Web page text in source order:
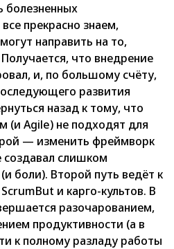
болезненных
прекрасно знаем,
направить на то,
что внедрение
и, по большому счёту,
развития
назад к тому, что
(и Agile) не подходят для
— изменить фреймворк
создавал слишком
боли). Второй путь ведёт к
и карго-культов. В
разочарованием,
продуктивности (а в
к полному разладу работы